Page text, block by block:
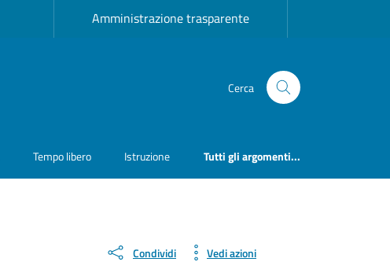
Amministrazione trasparente
Cerca
Tempo libero Istruzione Tutti gli argomenti...
Condividi Vedi azioni